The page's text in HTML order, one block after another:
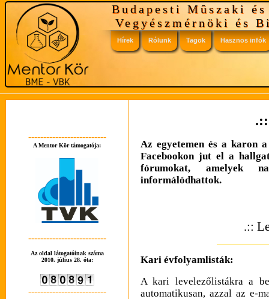
Budapesti Mûszaki
Vegyészmérnöki és
Hírek Rólunk Tagok
Mentorok voltak
Hasznos infók
Tutorrendszer
--------------------------
A Mentor Kör támogatója:
--------------------------
Az oldal látogatóinak száma
2010. július 28. óta:
--------------------------
Az egyetemen és a karon
Facebookon jut el a
fórumokat, amelyek
informálódhattok.
.::
Kari évfolyamlisták:
A kari levelezőlistákra a
automatikusan, azzal az e-